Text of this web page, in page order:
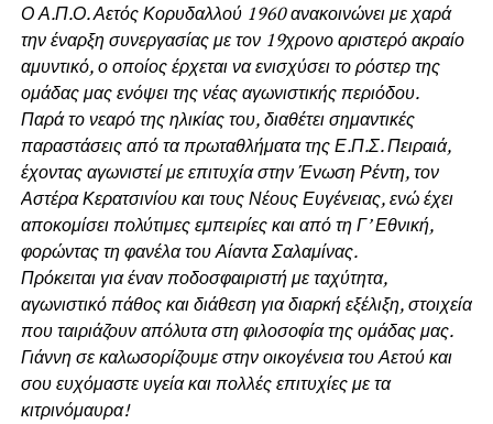
Ο Α.Π.Ο. Αετός Κορυδαλλού 1960 ανακοινώνει με χαρά
την έναρξη συνεργασίας με τον 19χρονο αριστερό ακραίο
αμυντικό, ο οποίος έρχεται να ενισχύσει το ρόστερ της
ομάδας μας ενόψει της νέας αγωνιστικής περιόδου.
Παρά το νεαρό της ηλικίας του, διαθέτει σημαντικές
παραστάσεις από τα πρωταθλήματα της Ε.Π.Σ. Πειραιά,
έχοντας αγωνιστεί με επιτυχία στην Ένωση Ρέντη, τον
Αστέρα Κερατσινίου και τους Νέους Ευγένειας, ενώ έχει
αποκομίσει πολύτιμες εμπειρίες και από τη Γ’ Εθνική,
φορώντας τη φανέλα του Αίαντα Σαλαμίνας.
Πρόκειται για έναν ποδοσφαιριστή με ταχύτητα,
αγωνιστικό πάθος και διάθεση για διαρκή εξέλιξη, στοιχεία
που ταιριάζουν απόλυτα στη φιλοσοφία της ομάδας μας.
Γιάννη σε καλωσορίζουμε στην οικογένεια του Αετού και
σου ευχόμαστε υγεία και πολλές επιτυχίες με τα
κιτρινόμαυρα!